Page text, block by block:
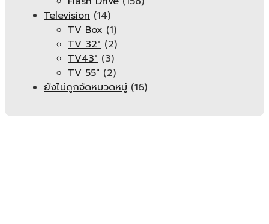
Television (14)
TV Box (1)
TV 32" (2)
TV43" (3)
TV 55" (2)
ยังไม่ถูกจัดหมวดหมู่ (16)